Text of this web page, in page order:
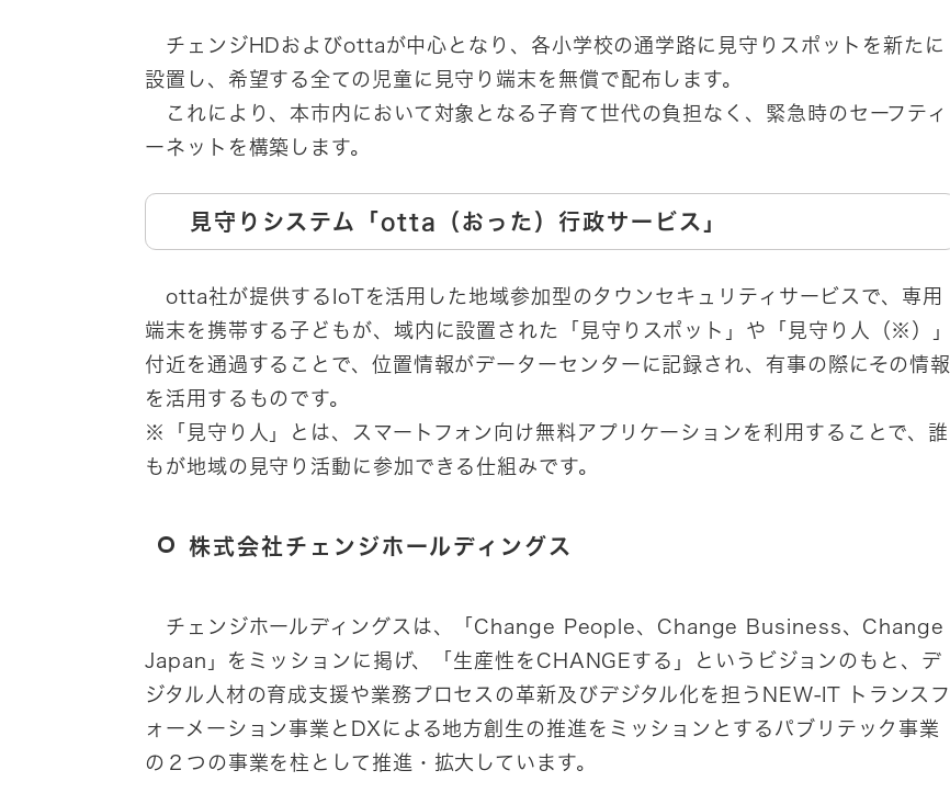
チェンジHDおよびottaが中心となり、各小学校の通学路に見守りスポットを新たに
設置し、希望する全ての児童に見守り端末を無償で配布します。
これにより、本市内において対象となる子育て世代の負担なく、緊急時のセーフティ
ーネットを構築します。
見守りシステム「otta（おった）行政サービス」
otta社が提供するIoTを活用した地域参加型のタウンセキュリティサービスで、専用
端末を携帯する子どもが、域内に設置された「見守りスポット」や「見守り人（※）」
付近を通過することで、位置情報がデーターセンターに記録され、有事の際にその情報
を活用するものです。
※「見守り人」とは、スマートフォン向け無料アプリケーションを利用することで、誰
もが地域の見守り活動に参加できる仕組みです。
株式会社チェンジホールディングス
チェンジホールディングスは、「Change People、Change Business、Change
Japan」をミッションに掲げ、「生産性をCHANGEする」というビジョンのもと、デ
ジタル人材の育成支援や業務プロセスの革新及びデジタル化を担うNEW-IT トランスフ
ォーメーション事業とDXによる地方創生の推進をミッションとするパブリテック事業
の２つの事業を柱として推進・拡大しています。